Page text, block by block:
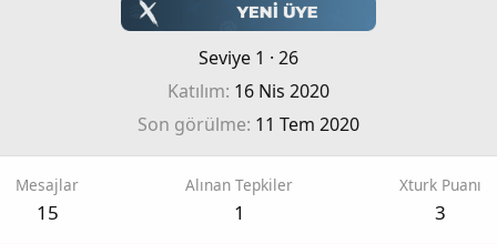
Seviye 1 · 26
Katılım 16 Nis 2020
Son görülme 11 Tem 2020
Mesajlar
15
Alınan Tepkiler
1
Xturk Puanı
3